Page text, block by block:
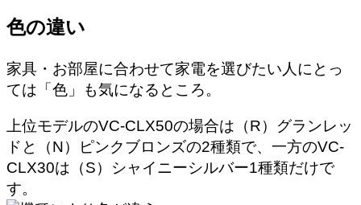
色の違い
家具・お部屋に合わせて家電を選びたい人にとっ
ては「色」も気になるところ。
上位モデルのVC-CLX50の場合は（R）グランレッ
ドと（N）ピンクブロンズの2種類で、一方のVC-
CLX30は（S）シャイニーシルバー1種類だけで
す。